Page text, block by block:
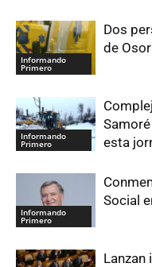
Informando
Primero
Dos
de
Informando
Primero
esta
Informando
Primero
Social
Lanzan